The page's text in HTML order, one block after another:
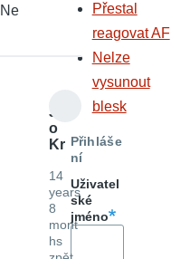
Ne
J
o
Kr
14
years
8
mont
hs
Přestal
reagovat AF
Nelze
vysunout
blesk
Přihláše
ní
Uživatel
ské
jméno